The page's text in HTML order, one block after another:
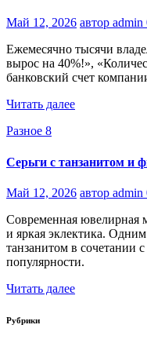
Май 12, 2026 автор admin
Ежемесячно тысячи
вырос на 40%!»,
банковский счет
Читать далее
Разное 8
Серьги с танзанитом и
Май 12, 2026 автор admin
Современная ювелирная
и яркая эклектика.
танзанитом в сочетании
популярности.
Читать далее
Рубрики